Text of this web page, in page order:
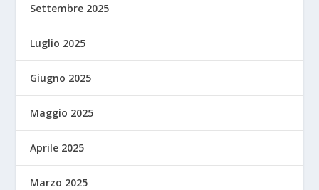
Settembre 2025
Luglio 2025
Giugno 2025
Maggio 2025
Aprile 2025
Marzo 2025